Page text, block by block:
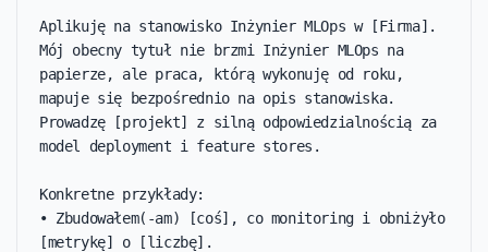
Aplikuję na stanowisko Inżynier MLOps w [Firma].
Mój obecny tytuł nie brzmi Inżynier MLOps na
papierze, ale praca, którą wykonuję od roku,
mapuje się bezpośrednio na opis stanowiska.
Prowadzę [projekt] z silną odpowiedzialnością za
model deployment i feature stores.
Konkretne przykłady:
• Zbudowałem(-am) [coś], co monitoring i obniżyło
[metrykę] o [liczbę].